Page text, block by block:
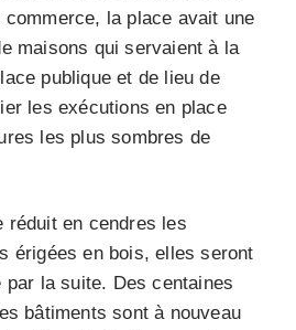
la place avait une
maisons qui servaient à la
publique et de lieu de
les exécutions en place
les plus sombres de
réduit en cendres les
érigées en bois, elles seront
la suite. Des centaines
bâtiments sont à nouveau